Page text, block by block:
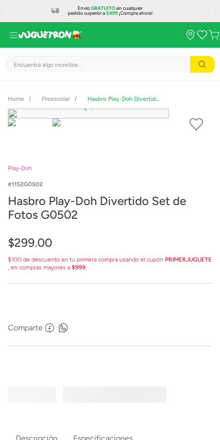
EnvíoGRATUITOen cualquier
pedido superior a$499¡Compra ahora!
Encuentra algo increíble...
Preescolar Hasbro Play-Doh Divertido Set de Fotos G0502
Play-Doh
1152G0502
Hasbro Play-Doh Divertido Set de
Fotos G0502
$299.00
$100 de descuento en tu primera compra usando el cupón PRIMERJUGUETE
, en compras mayores a $999.
Comparte